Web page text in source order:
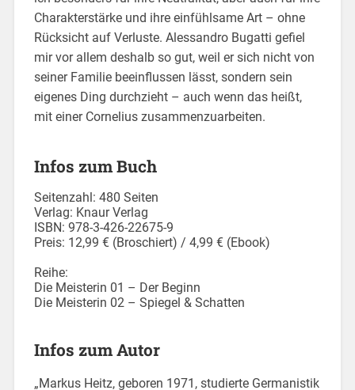
Charakterstärke und ihre einfühlsame Art – ohne
Rücksicht auf Verluste. Alessandro Bugatti gefiel
mir vor allem deshalb so gut, weil er sich nicht von
seiner Familie beeinflussen lässt, sondern sein
eigenes Ding durchzieht – auch wenn das heißt,
mit einer Cornelius zusammenzuarbeiten.
Infos zum Buch
Seitenzahl: 480 Seiten
Verlag: Knaur Verlag
ISBN: 978-3-426-22675-9
Preis: 12,99 € (Broschiert) / 4,99 € (Ebook)
Reihe:
Die Meisterin 01 – Der Beginn
Die Meisterin 02 – Spiegel & Schatten
Infos zum Autor
„Markus Heitz, geboren 1971, studierte Germanistik